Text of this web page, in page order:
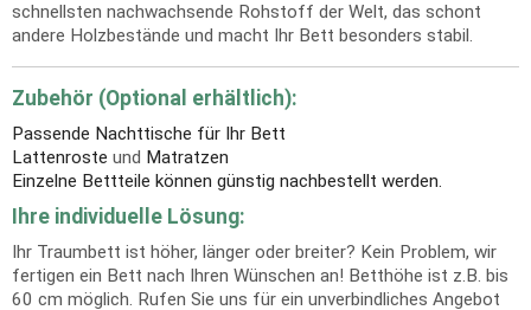
schnellsten nachwachsende Rohstoff der Welt, das schont
andere Holzbestände und macht Ihr Bett besonders stabil.
Zubehör (Optional erhältlich):
Passende Nachttische für Ihr Bett
Lattenroste und Matratzen
Einzelne Bettteile können günstig nachbestellt werden.
Ihre individuelle Lösung:
Ihr Traumbett ist höher, länger oder breiter? Kein Problem, wir
fertigen ein Bett nach Ihren Wünschen an! Betthöhe ist z.B. bis
60 cm möglich. Rufen Sie uns für ein unverbindliches Angebot